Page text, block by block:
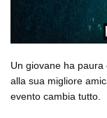
Un giovane ha
alla sua migliore
evento cambia tutto.